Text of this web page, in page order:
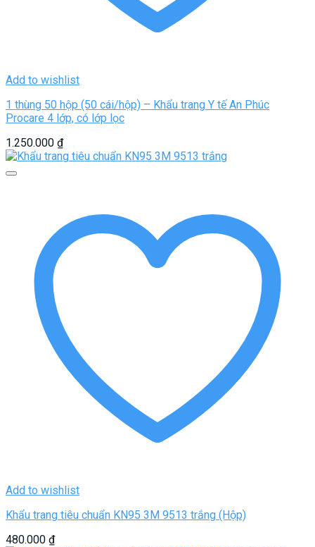
Add to wishlist
1 thùng 50 hộp (50 cái/hộp) – Khẩu trang Y tế An Phúc
Procare 4 lớp, có lớp lọc
1.250.000 ₫
Add to wishlist
Khẩu trang tiêu chuẩn KN95 3M 9513 trắng (Hộp)
480.000 ₫